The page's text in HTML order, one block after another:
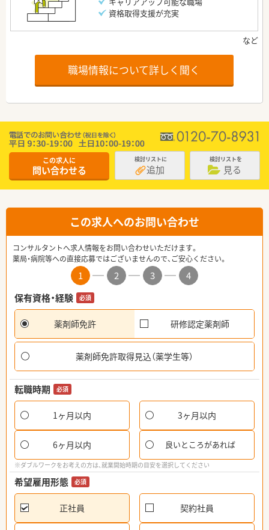
資格取得支援が充実
職場情報について詳しく聞く
この求人に
問い合わせる
検討リストに
追加
検討リストを
見る
この求人へのお問い合わせ
コンサルタントへ求人情報をお問い合わせいただけます。
薬局・病院等への直接応募ではございませんので、ご安心ください。
1 2 3
4
保有資格・経験
必須
薬剤師免許 研修認定薬剤師
薬剤師免許取得見込（薬学生等）
転職時期 必須
1ヶ月以内 3ヶ月以内
6ヶ月以内 良いところがあれば
※ダブルワークをお考えの方は、就業開始時期の目安を選択してください
希望雇用形態 必須
正社員 契約社員